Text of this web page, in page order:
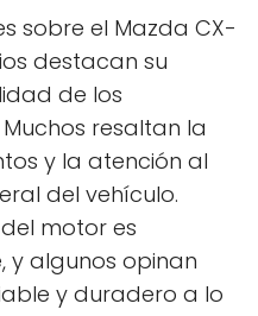
sobre el Mazda CX-
destacan su
de los
resaltan la
y la atención al
del vehículo.
motor es
y algunos opinan
y duradero a lo